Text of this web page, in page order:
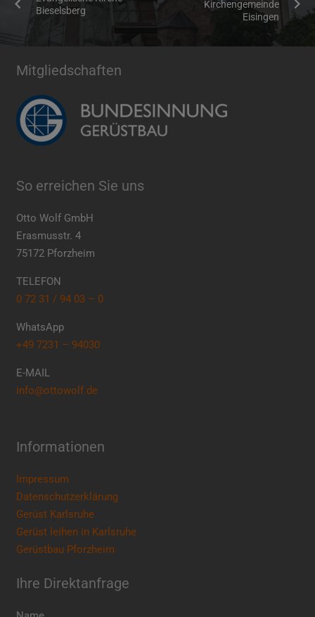
Bieselsberg
Kirchengemeinde
Eisingen
Mitgliedschaften
So erreichen Sie uns
Otto Wolf GmbH
Erasmusstr. 4
75172 Pforzheim
TELEFON
0 72 31 / 94 03 – 0
WhatsApp
+49 7231 – 94030
E-MAIL
info@ottowolf.de
Informationen
Impressum
Datenschutzerklärung
Gerüst Karlsruhe
Gerüst leihen in Karlsruhe
Gerüstbau Pforzheim
Ihre Direktanfrage